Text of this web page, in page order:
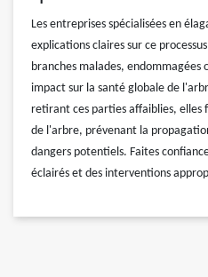
Les entreprises spécialisées en
explications claires sur ce
branches malades,
impact sur la santé globale de
retirant ces parties affaiblies, elles
de l'arbre, prévenant la
dangers potentiels. Faites
éclairés et des interventions